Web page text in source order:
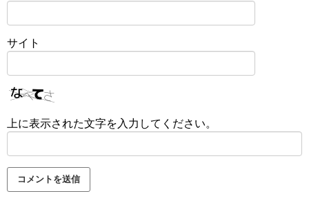
サイト
上に表示された文字を入力してください。